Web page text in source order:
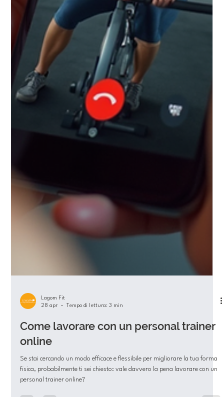
28 apr
Tempo di lettura: 3 min
Come lavorare con un personal trainer
online